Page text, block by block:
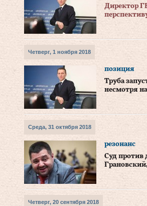
Директор
Четверг, 1 ноября 2018
позиция
Труба
несмотря
Среда, 31 октября 2018
резонанс
Суд против
Четверг, 20 сентября 2018